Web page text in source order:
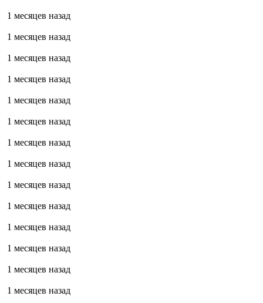
1 месяцев назад
1 месяцев назад
1 месяцев назад
1 месяцев назад
1 месяцев назад
1 месяцев назад
1 месяцев назад
1 месяцев назад
1 месяцев назад
1 месяцев назад
1 месяцев назад
1 месяцев назад
1 месяцев назад
1 месяцев назад